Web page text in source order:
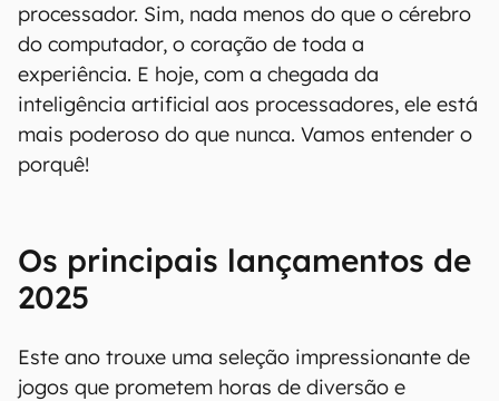
processador. Sim, nada menos do que o cérebro
do computador, o coração de toda a
experiência. E hoje, com a chegada da
inteligência artificial aos processadores, ele está
mais poderoso do que nunca. Vamos entender o
porquê!
Os principais lançamentos de
2025
Este ano trouxe uma seleção impressionante de
jogos que prometem horas de diversão e